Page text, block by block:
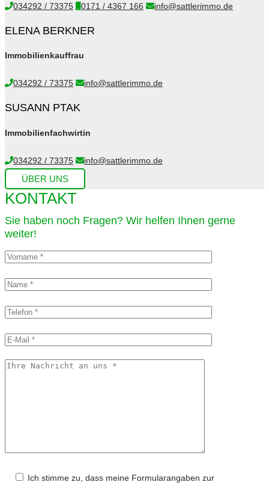
034292 / 73375 0171 / 4367 166 info@sattlerimmo.de
ELENA BERKNER
Immobilienkauffrau
034292 / 73375 info@sattlerimmo.de
SUSANN PTAK
Immobilienfachwirtin
034292 / 73375 info@sattlerimmo.de
ÜBER UNS
KONTAKT
Sie haben noch Fragen? Wir helfen Ihnen gerne
weiter!​
Ich stimme zu, dass meine Formularangaben zur